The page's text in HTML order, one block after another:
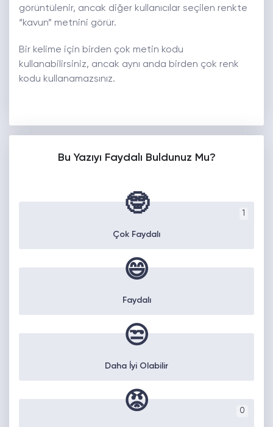
görüntülenir, ancak diğer kullanıcılar seçilen renkte
“kavun” metnini görür.
Bir kelime için birden çok metin kodu
kullanabilirsiniz, ancak aynı anda birden çok renk
kodu kullanamazsınız.
Bu Yazıyı Faydalı Buldunuz Mu?
🤓
Çok Faydalı
😄
Faydalı
😒
Daha İyi Olabilir
0
😡